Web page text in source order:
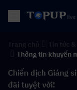
Thông tin khuyến
Chiến dịch Giáng
đãi tuyệt vời!